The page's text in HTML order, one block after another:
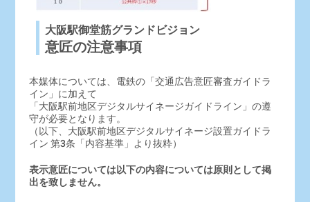
大阪駅御堂筋グランドビジョン
意匠の注意事項
本媒体については、電鉄の「交通広告意匠審査ガイドラ
イン」に加えて
「大阪駅前地区デジタルサイネージガイドライン」の遵
守が必要となります。
（以下、大阪駅前地区デジタルサイネージ設置ガイドラ
イン 第3条「内容基準」より抜粋）
表示意匠については以下の内容については原則として掲
出を致しません。